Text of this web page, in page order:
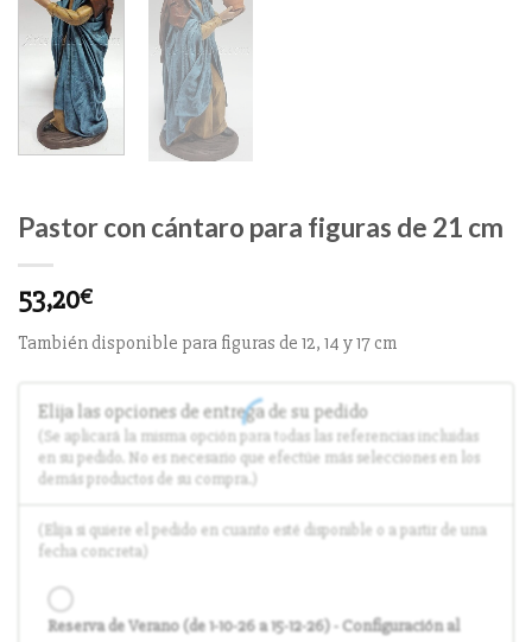
Pastor con cántaro para figuras de 21 cm
53,20€
También disponible para figuras de 12, 14 y 17 cm
Elija las opciones de entrega de su pedido
(Se aplicará la misma opción para todas las referencias incluidas
en su pedido. No es necesario que efectúe más selecciones en los
demás productos de su compra.)
(Elija si quiere el pedido en cuanto esté disponible o a partir de una
fecha concreta)
Reserva de Verano (de 1-10-26 a 15-12-26) - Configuración al